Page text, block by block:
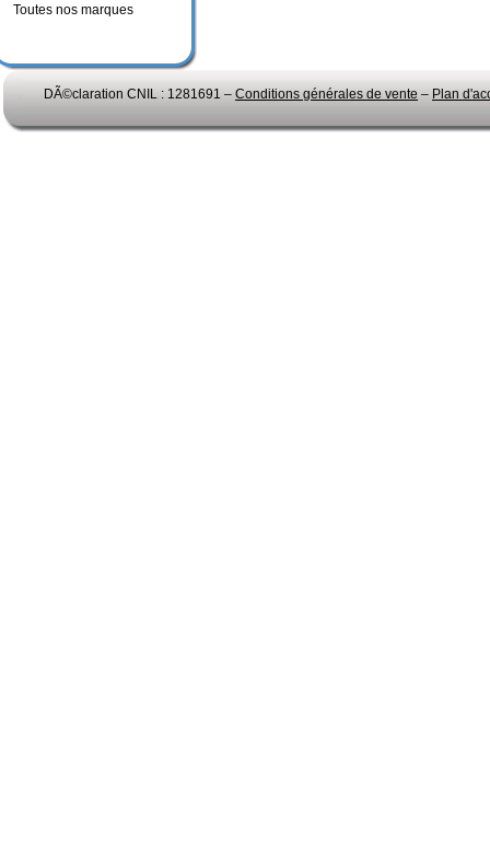
Toutes nos marques
DÃ©claration CNIL : 1281691 – Conditions générales de vente – Plan